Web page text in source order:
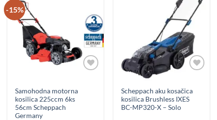
-15%
Samohodna motorna
kosilica 225ccm 6ks
56cm Scheppach
Germany
Scheppach aku kosačica
kosilica Brushless IXES
BC-MP320-X – Solo